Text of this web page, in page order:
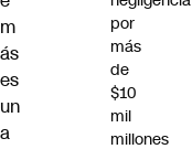
m
ás
es
un
a
por
más
de
$10
mil
millones